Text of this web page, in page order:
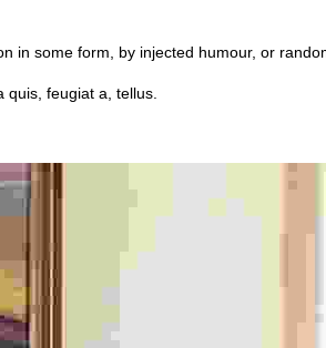
some form, by injected humour, or
feugiat a, tellus.